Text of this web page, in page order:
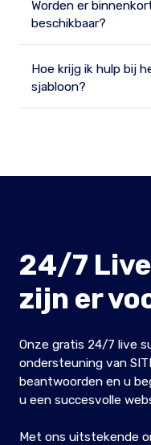
Worden er
beschikbaar?
Hoe krijg ik hulp bij
sjabloon?
24/7
zijn er
Onze gratis 24/7 live
ondersteuning van
beantwoorden en u
u een succesvolle
Met ons uitstekende